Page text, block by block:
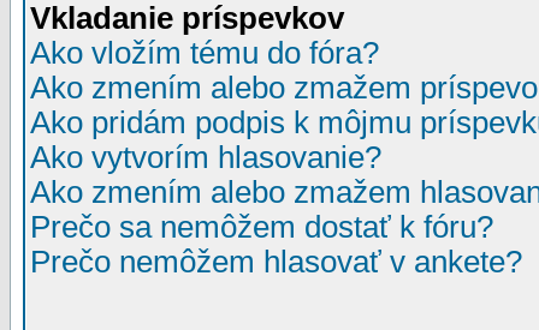
Vkladanie príspevkov
Ako vložím tému do fóra?
Ako zmením alebo zmažem
Ako pridám podpis k môjmu
Ako vytvorím hlasovanie?
Ako zmením alebo zmažem
Prečo sa nemôžem dostať k fóru?
Prečo nemôžem hlasovať v ankete?